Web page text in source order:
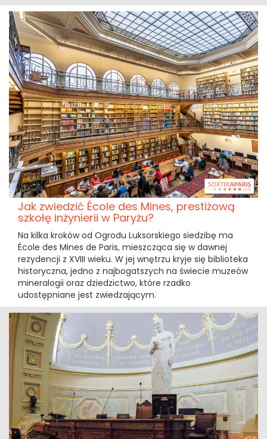
Jak zwiedzić École des Mines, prestiżową
szkołę inżynierii w Paryżu?
Na kilka kroków od Ogrodu Luksorskiego siedzibę ma
École des Mines de Paris, mieszcząca się w dawnej
rezydencji z XVIII wieku. W jej wnętrzu kryje się biblioteka
historyczna, jedno z najbogatszych na świecie muzeów
mineralogii oraz dziedzictwo, które rzadko
udostępniane jest zwiedzającym.